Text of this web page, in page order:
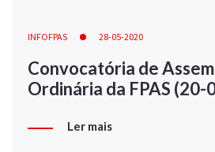
INFOFPAS 28-05-2020
Convocatória de
Ordinária da FPAS (20-
Ler mais